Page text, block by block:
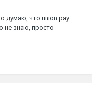
думаю, что union pay
не знаю, просто